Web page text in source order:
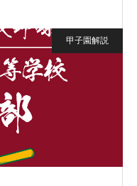
甲子園解説